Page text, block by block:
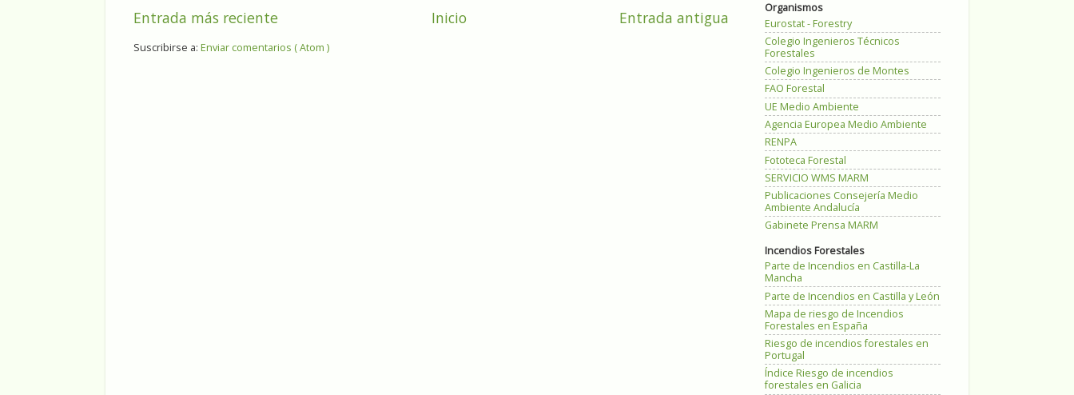
Entrada más reciente Entrada antigua
Inicio
Suscribirse a: Enviar comentarios ( Atom )
Organismos
Eurostat - Forestry
Colegio Ingenieros Técnicos
Forestales
Colegio Ingenieros de Montes
FAO Forestal
UE Medio Ambiente
Agencia Europea Medio Ambiente
RENPA
Fototeca Forestal
SERVICIO WMS MARM
Publicaciones Consejería Medio
Ambiente Andalucía
Gabinete Prensa MARM
Incendios Forestales
Parte de Incendios en Castilla-La
Mancha
Parte de Incendios en Castilla y León
Mapa de riesgo de Incendios
Forestales en España
Riesgo de incendios forestales en
Portugal
Índice Riesgo de incendios
forestales en Galicia